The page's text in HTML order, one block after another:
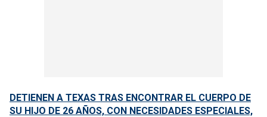
DETIENEN A TEXAS TRAS ENCONTRAR EL CUERPO DE
SU HIJO DE 26 AÑOS, CON NECESIDADES ESPECIALES,